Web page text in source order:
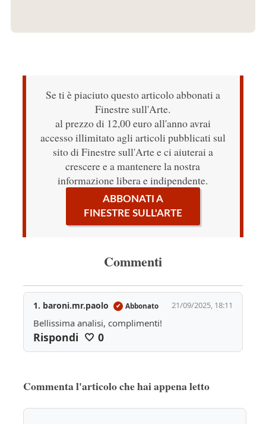
Se ti è piaciuto questo articolo abbonati a
Finestre sull'Arte.
al prezzo di 12,00 euro all'anno avrai
accesso illimitato agli articoli pubblicati sul
sito di Finestre sull'Arte e ci aiuterai a
crescere e a mantenere la nostra
informazione libera e indipendente.
ABBONATI A
FINESTRE SULL'ARTE
Commenti
1. baroni.mr.paolo ✔ Abbonato 21/09/2025, 18:11
Bellissima analisi, complimenti!
Rispondi 🤍 0
Commenta l'articolo che hai appena letto